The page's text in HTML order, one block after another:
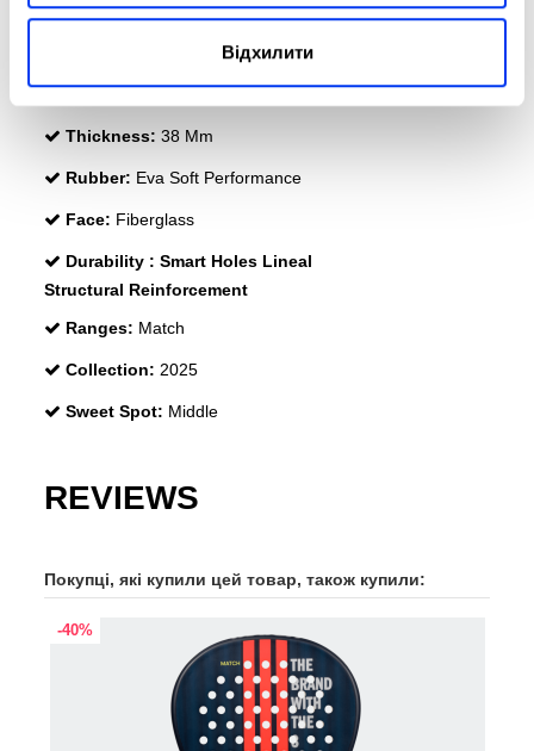
Відхилити
Balance: Slightly Head Heavy
315-330 Gr (Light Weight)
Поверхня: 520 см2
Thickness: 38 Mm
Rubber: Eva Soft Performance
Face: Fiberglass
Durability : Smart Holes Lineal
Structural Reinforcement
Ranges: Match
Collection: 2025
Sweet Spot: Middle
REVIEWS
Покупці, які купили цей товар, також купили:
-40%